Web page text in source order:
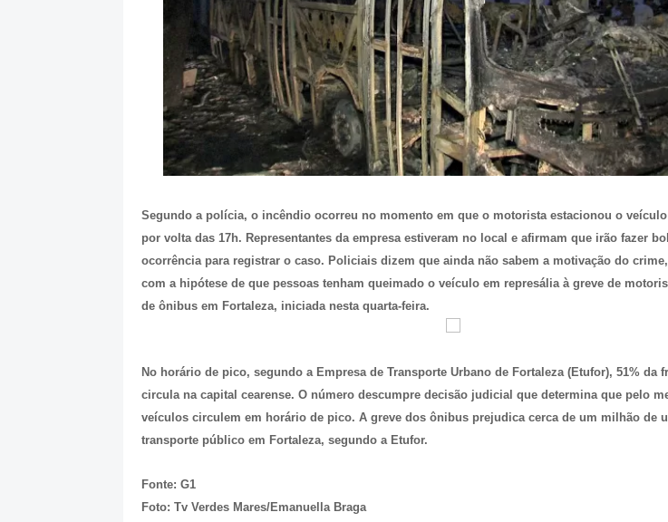
Segundo a polícia, o incêndio ocorreu no momento em que o motorista estacionou o veículo
por volta das 17h. Representantes da empresa estiveram no local e afirmam que irão fazer
ocorrência para registrar o caso. Policiais dizem que ainda não sabem a motivação do
com a hipótese de que pessoas tenham queimado o veículo em represália à greve de
de ônibus em Fortaleza, iniciada nesta quarta-feira.
No horário de pico, segundo a Empresa de Transporte Urbano de Fortaleza (Etufor), 51% da
circula na capital cearense. O número descumpre decisão judicial que determina que pelo
veículos circulem em horário de pico. A greve dos ônibus prejudica cerca de um milhão de
transporte público em Fortaleza, segundo a Etufor.
Fonte: G1
Foto: Tv Verdes Mares/Emanuella Braga